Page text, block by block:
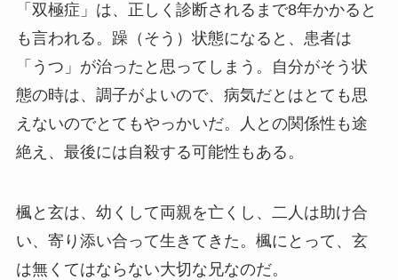
「双極症」は、正しく診断されるまで8年かかると
も言われる。躁（そう）状態になると、患者は
「うつ」が治ったと思ってしまう。自分がそう状
態の時は、調子がよいので、病気だとはとても思
えないのでとてもやっかいだ。人との関係性も途
絶え、最後には自殺する可能性もある。
楓と玄は、幼くして両親を亡くし、二人は助け合
い、寄り添い合って生きてきた。楓にとって、玄
は無くてはならない大切な兄なのだ。